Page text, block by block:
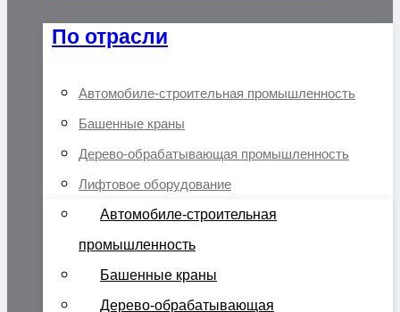
По отрасли
Автомобиле-строительная промышленность
Башенные краны
Дерево-обрабатывающая промышленность
Лифтовое оборудование
Автомобиле-строительная
промышленность
Башенные краны
Дерево-обрабатывающая